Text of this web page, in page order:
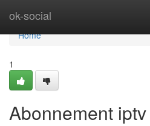
ok-social
Home
Home
1
Abonnement iptv